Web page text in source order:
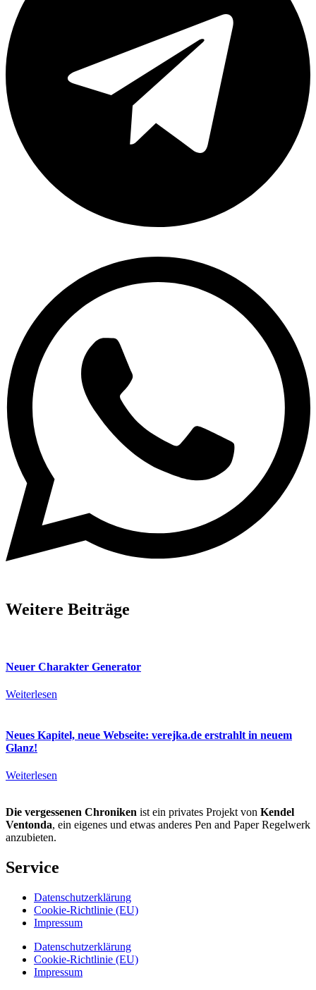
Weitere Beiträge
Neuer Charakter Generator
Weiterlesen
Neues Kapitel, neue Webseite: verejka.de erstrahlt in neuem
Glanz!
Weiterlesen
Die vergessenen Chroniken ist ein privates Projekt von Kendel
Ventonda, ein eigenes und etwas anderes Pen and Paper Regelwerk
anzubieten.
Service
Datenschutzerklärung
Cookie-Richtlinie (EU)
Impressum
Datenschutzerklärung
Cookie-Richtlinie (EU)
Impressum